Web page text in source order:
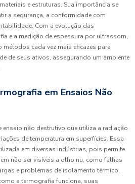
e estruturas. Sua importância se
a segurança, a conformidade com
Com a evolução das
e a medição de espessura por ultrassom,
cada vez mais eficazes para
de seus ativos, assegurando um ambiente
em Ensaios Não
ensaio não destrutivo que utiliza a radiação
de temperatura em superfícies. Essa
em diversas indústrias, pois permite
não ser visíveis a olho nu, como falhas
e problemas de isolamento térmico.
a termografia funciona, suas